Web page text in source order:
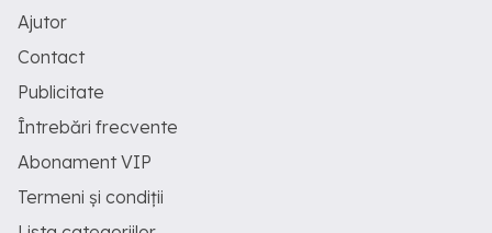
Ajutor
Contact
Publicitate
Întrebări frecvente
Abonament VIP
Termeni și condiții